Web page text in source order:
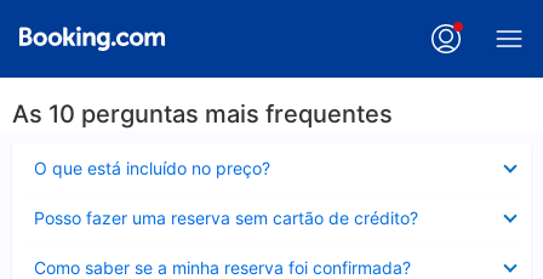
As 10 perguntas mais frequentes
O que está incluído no preço?
Posso fazer uma reserva sem cartão de crédito?
Como saber se a minha reserva foi confirmada?